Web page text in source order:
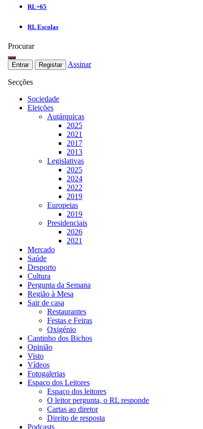
RL+65
RL Escolas
Procurar
Entrar Registar Assinar
Secções
Sociedade
Eleições
Autárquicas
2025
2021
2017
2013
Legislativas
2025
2024
2022
2019
Europeias
2019
Presidenciais
2026
2021
Mercado
Saúde
Desporto
Cultura
Pergunta da Semana
Região à Mesa
Sair de casa
Restaurantes
Festas e Feiras
Oxigénio
Cantinho dos Bichos
Opinião
Visto
Vídeos
Fotogalerias
Espaço dos Leitores
Espaço dos leitores
O leitor pergunta, o RL responde
Cartas ao diretor
Direito de resposta
Podcasts